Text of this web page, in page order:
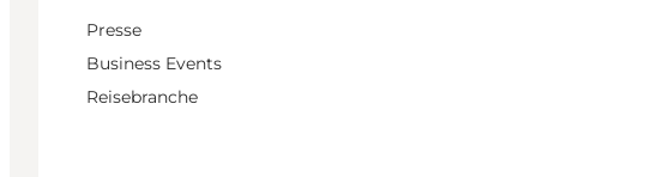
Presse
Business Events
Reisebranche